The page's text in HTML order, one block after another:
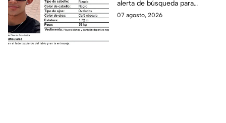
Felipe
alerta de búsqueda para
localizar al menor Luis Eduardo
07 agosto, 2026